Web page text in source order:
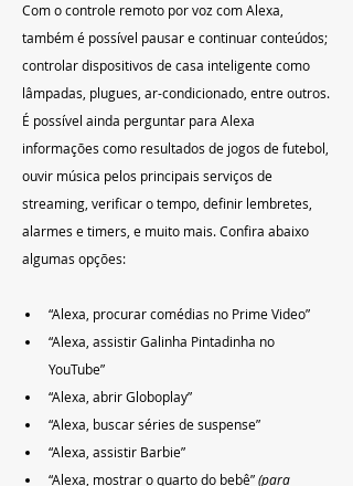
Com o controle remoto por voz com Alexa,
também é possível pausar e continuar conteúdos;
controlar dispositivos de casa inteligente como
lâmpadas, plugues, ar-condicionado, entre outros.
É possível ainda perguntar para Alexa
informações como resultados de jogos de futebol,
ouvir música pelos principais serviços de
streaming, verificar o tempo, definir lembretes,
alarmes e timers, e muito mais. Confira abaixo
algumas opções:
“Alexa, procurar comédias no Prime Video”
“Alexa, assistir Galinha Pintadinha no
YouTube”
“Alexa, abrir Globoplay”
“Alexa, buscar séries de suspense”
“Alexa, assistir Barbie”
“Alexa, mostrar o quarto do bebê” (para